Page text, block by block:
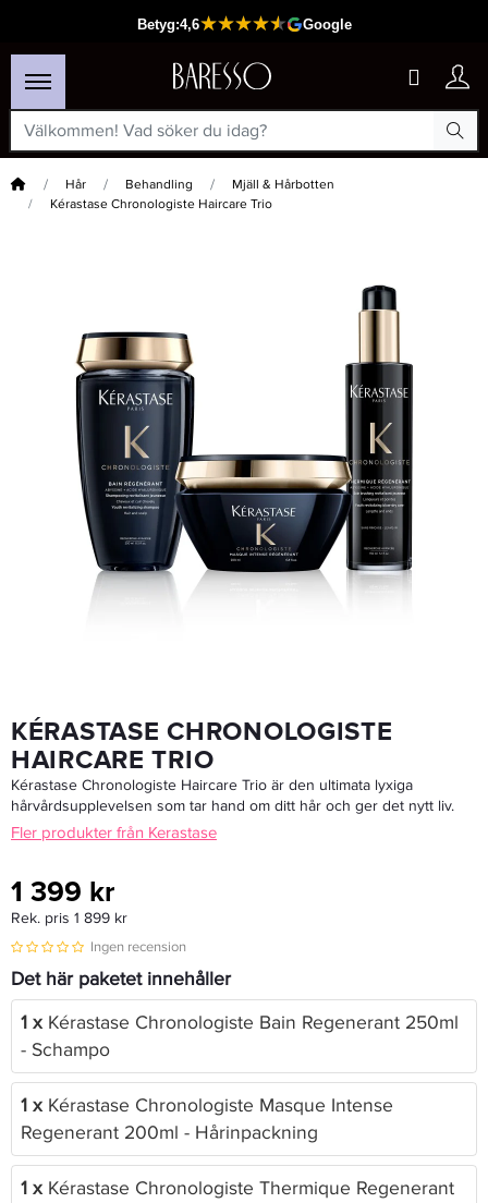
Hem Hår Behandling
Mjäll & Hårbotten
Kérastase Chronologiste Haircare Trio
Maria Nila Head & Hair Heal Care Duo 2x500 Ml
Rek. pris 849 kr 669 kr
KÉRASTASE CHRONOLOGISTE
HAIRCARE TRIO
Kérastase Chronologiste Haircare Trio är den ultimata lyxiga
hårvårdsupplevelsen som tar hand om ditt hår och ger det nytt liv.
Fler produkter från Kerastase
1 399 kr
Rek. pris 1 899 kr
Ingen recension
Det här paketet innehåller
1 x Kérastase Chronologiste Bain Regenerant 250ml
- Schampo
1 x Kérastase Chronologiste Masque Intense
Regenerant 200ml - Hårinpackning
1 x Kérastase Chronologiste Thermique Regenerant